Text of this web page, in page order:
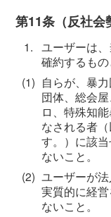
第11条（反社会
1. ユーザーは
確約するもの
(1) 自らが、暴
団体、総会
ロ、特殊知
なされる者
す。）に該
ないこと。
(2) ユーザーが
実質的に経
ないこと。